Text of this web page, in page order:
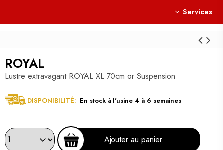
Services
ROYAL
Lustre extravagant ROYAL XL 70cm or Suspension
DISPONIBILITÉ: En stock à l'usine 4 à 6 semaines
Ajouter au panier